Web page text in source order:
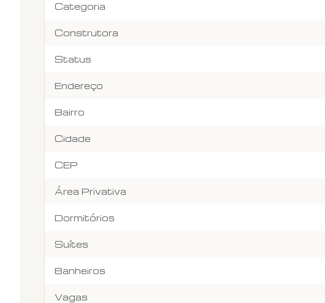
Categoria
Construtora
Status
Endereço
Bairro
Cidade
CEP
Área Privativa
Dormitórios
Suítes
Banheiros
Vagas